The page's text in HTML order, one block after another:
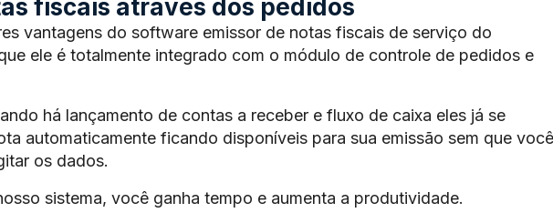
fiscais através dos pedidos
vantagens do software emissor de notas fiscais de serviço do
ele é totalmente integrado com o módulo de controle de pedidos e
há lançamento de contas a receber e fluxo de caixa eles já se
automaticamente ficando disponíveis para sua emissão sem que você
os dados.
sistema, você ganha tempo e aumenta a produtividade.